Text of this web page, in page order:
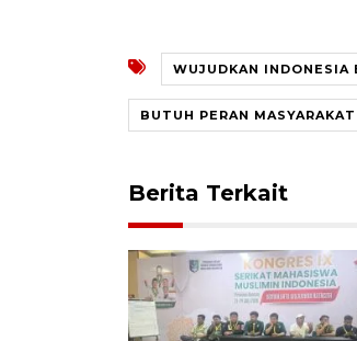
WUJUDKAN INDONESIA
BUTUH PERAN MASYARAKAT
Berita Terkait